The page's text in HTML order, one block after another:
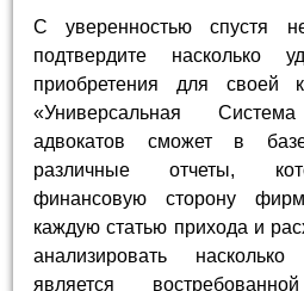
С уверенностью спустя
подтвердите насколько
приобретения для своей
«Универсальная
адвокатов сможет в
различные отчеты,
финансовую сторону
каждую статью прихода и
анализировать
является